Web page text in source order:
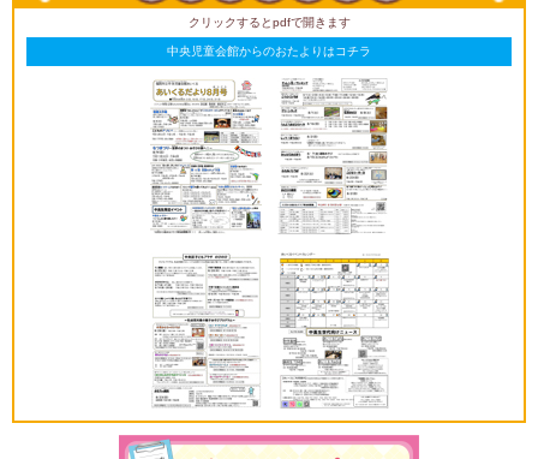
クリックするとpdfで開きます
中央児童会館からのおたよりはコチラ